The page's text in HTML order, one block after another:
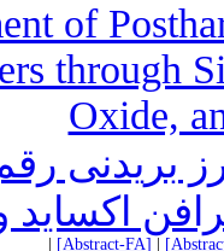
of
through
Oxide,
بریدنی رقم
[Abstract-FA]